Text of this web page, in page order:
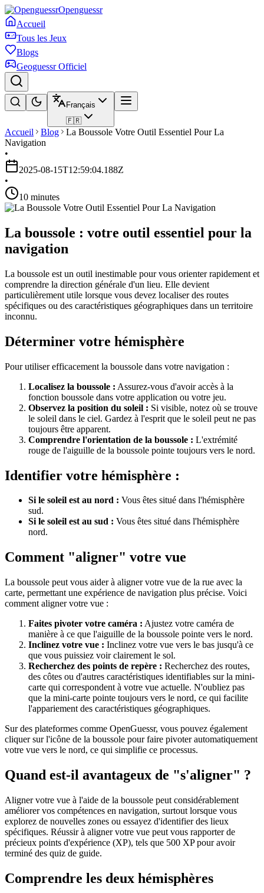
Openguessr
Accueil
Tous les Jeux
Blogs
Geoguessr Officiel
Français
🇫🇷
Accueil Blog
La Boussole Votre Outil Essentiel Pour La
Navigation
•
2025-08-15T12:59:04.188Z
•
10 minutes
La boussole : votre outil essentiel pour la
navigation
La boussole est un outil inestimable pour vous orienter rapidement et
comprendre la direction générale d'un lieu. Elle devient
particulièrement utile lorsque vous devez localiser des routes
spécifiques ou des caractéristiques géographiques dans un territoire
inconnu.
Déterminer votre hémisphère
Pour utiliser efficacement la boussole dans votre navigation :
Localisez la boussole : Assurez-vous d'avoir accès à la
fonction boussole dans votre application ou votre jeu.
Observez la position du soleil : Si visible, notez où se trouve
le soleil dans le ciel. Gardez à l'esprit que le soleil peut ne pas
toujours être apparent.
Comprendre l'orientation de la boussole : L'extrémité
rouge de l'aiguille de la boussole pointe toujours vers le nord.
Identifier votre hémisphère :
Si le soleil est au nord : Vous êtes situé dans l'hémisphère
sud.
Si le soleil est au sud : Vous êtes situé dans l'hémisphère
nord.
Comment "aligner" votre vue
La boussole peut vous aider à aligner votre vue de la rue avec la
carte, permettant une expérience de navigation plus précise. Voici
comment aligner votre vue :
Faites pivoter votre caméra : Ajustez votre caméra de
manière à ce que l'aiguille de la boussole pointe vers le nord.
Inclinez votre vue : Inclinez votre vue vers le bas jusqu'à ce
que vous puissiez voir clairement le sol.
Recherchez des points de repère : Recherchez des routes,
des côtes ou d'autres caractéristiques identifiables sur la mini-
carte qui correspondent à votre vue actuelle. N'oubliez pas
que la mini-carte pointe toujours vers le nord, ce qui facilite
l'appariement des caractéristiques géographiques.
Sur des plateformes comme OpenGuessr, vous pouvez également
cliquer sur l'icône de la boussole pour faire pivoter automatiquement
votre vue vers le nord, ce qui simplifie ce processus.
Quand est-il avantageux de "s'aligner" ?
Aligner votre vue à l'aide de la boussole peut considérablement
améliorer vos compétences en navigation, surtout lorsque vous
explorez de nouvelles zones ou essayez d'identifier des lieux
spécifiques. Réussir à aligner votre vue peut vous rapporter de
précieux points d'expérience (XP), tels que 500 XP pour avoir
terminé des quiz de guide.
Comprendre les deux hémisphères